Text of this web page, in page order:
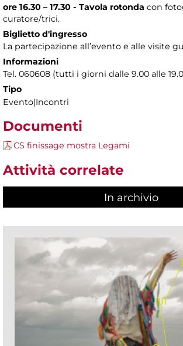
ore 16.30 – 17.30 - Tavola rotonda con
curatore/trici.
Biglietto d'ingresso
La partecipazione all’evento e alle visite
Informazioni
Tel. 060608 (tutti i giorni dalle 9.00 alle
Tipo
Evento|Incontri
Documenti
CS finissage mostra Legami
Attività correlate
In archivio